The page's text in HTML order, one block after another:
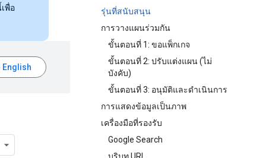
รุ่นที่สนับสนุน
การวางแผนร่วมกัน
ขั้นตอนที่ 1: ขอแพ็กเกจ
ขั้นตอนที่ 2: ปรับแต่งแผน (ไม่
บังคับ)
ขั้นตอนที่ 3: อนุมัติและดำเนินการ
การแสดงข้อมูลเป็นภาพ
เครื่องมือที่รองรับ
Google Search
พื่อ